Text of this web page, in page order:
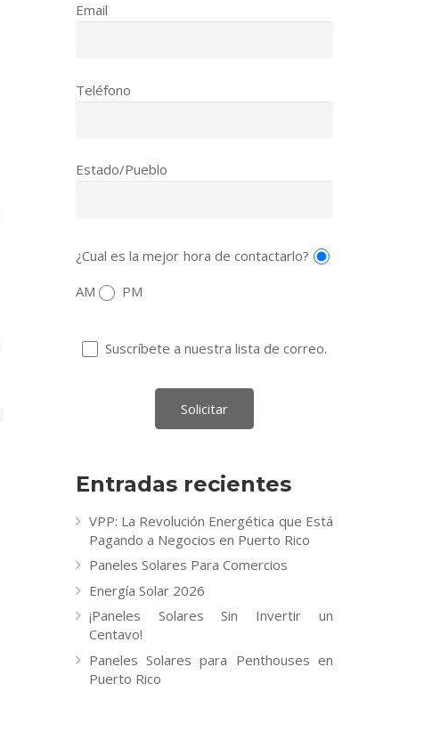
Email
Teléfono
Estado/Pueblo
¿Cual es la mejor hora de contactarlo?
AM PM
Suscríbete a nuestra lista de correo.
Entradas recientes
VPP: La Revolución Energética que Está
Pagando a Negocios en Puerto Rico
Paneles Solares Para Comercios
Energía Solar 2026
¡Paneles Solares Sin Invertir un
Centavo!
Paneles Solares para Penthouses en
Puerto Rico